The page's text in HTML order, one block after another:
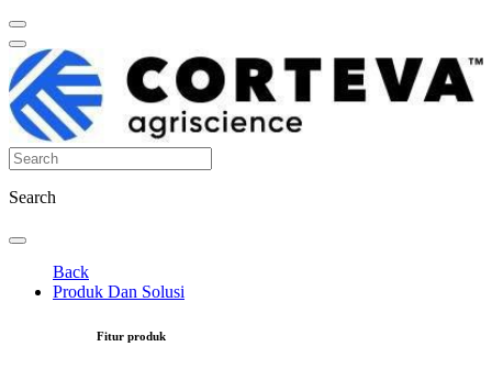
Search
Back
Produk Dan Solusi
Fitur produk